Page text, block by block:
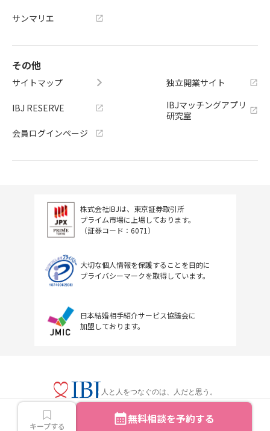
キープする 無料相談を予約する
サンマリエ
その他
サイトマップ
IBJ RESERVE
会員ログインページ
独立開業サイト
IBJマッチングアプリ
研究室
株式会社IBJは、東京証券取引所
プライム市場に上場しております。
（証券コード：6071）
大切な個人情報を保護することを目的に
プライバシーマークを取得しています。
日本結婚相手紹介サービス協議会に
加盟しております。
人と人をつなぐのは、人だと思う。